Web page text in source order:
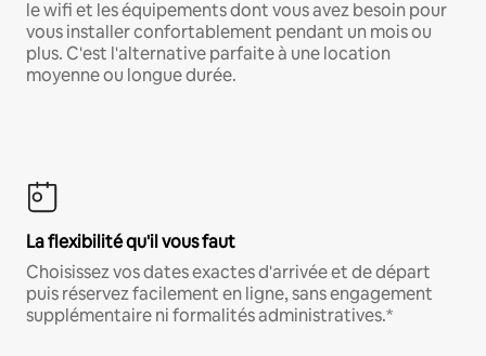
le wifi et les équipements dont vous avez besoin pour
vous installer confortablement pendant un mois ou
plus. C'est l'alternative parfaite à une location
moyenne ou longue durée.
La flexibilité qu'il vous faut
Choisissez vos dates exactes d'arrivée et de départ
puis réservez facilement en ligne, sans engagement
supplémentaire ni formalités administratives.*